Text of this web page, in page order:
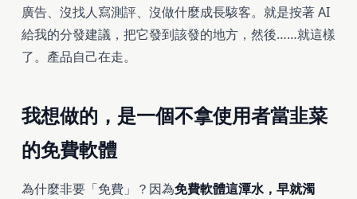
廣告、沒找人寫測評、沒做什麼成長駭客。就是按著 AI
給我的分發建議，把它發到該發的地方，然後……就這樣
了。產品自己在走。
我想做的，是一個不拿使用者當韭菜
的免費軟體
為什麼非要「免費」？因為免費軟體這潭水，早就濁